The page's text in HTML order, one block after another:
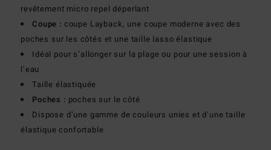
revêtement micro repel déperlant
Coupe : coupe Layback, une coupe moderne avec des
poches sur les côtés et une taille lasso élastique
Idéal pour s’allonger sur la plage ou pour une session à
l’eau
Taille élastiquée
Poches : poches sur le côté
Dispose d’une gamme de couleurs unies et d’une taille
élastique confortable